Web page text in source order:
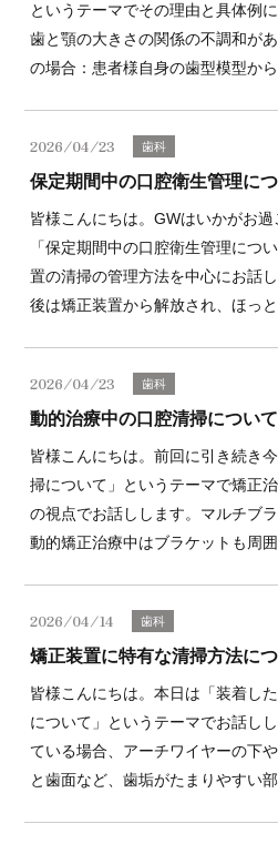
というテーマでその理由と具体例
歯と顎の大きさの関係の不調和が
の場合：患者様自身の歯型模型から
2026/04/23 歯科
保定期間中の口腔衛生管理に
皆様こんにちは。GWはいかがお
「保定期間中の口腔衛生管理につ
置の清掃の管理方法を中心にお話
後は矯正装置から解放され、ほっと
2026/04/23 歯科
動的治療中の口腔清掃について
皆様こんにちは。前回に引き続き
掃について」というテーマで矯正
の視点でお話しします。マルチブ
動的矯正治療中はブラケットも周囲
2026/04/14 歯科
矯正装置に特有な清掃方法に
皆様こんにちは。本日は「装着し
について」というテーマでお話し
ている場合、アーチワイヤーの下
と歯面など、歯垢がたまりやすい部